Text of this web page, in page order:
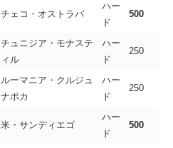
チェコ・オストラバ
ハー
ド
500
チュニジア・モナステ
ィル
ハー
ド
250
ルーマニア・クルジュ
ナポカ
ハー
ド
250
米・サンディエゴ
ハー
ド
500